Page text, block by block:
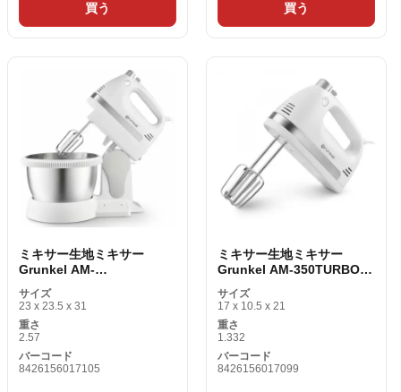
買う 買う
ミキサー生地ミキサー
Grunkel AM-
ホワイト1 L 2 L
サイズ
23 x 23.5 x 31
重さ
2.57
バーコード
8426156017105
ミキサー生地ミキサー
Grunkel AM-350TURBO5
サイズ
17 x 10.5 x 21
重さ
1.332
バーコード
8426156017099